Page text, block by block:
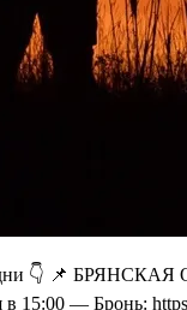
дни 👇 📌
— Бронь: